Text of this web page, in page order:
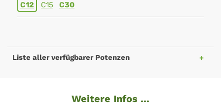
C12 C15 C30
Liste aller verfügbarer Potenzen
Weitere Infos ...